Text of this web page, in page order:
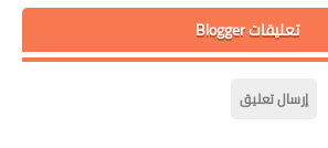
تعليقات Blogger
إرسال تعليق